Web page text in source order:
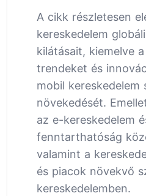
A cikk részletesen
kereskedelem
kilátásait, kiemelve
trendeket és
mobil kereskedelem
növekedését.
az e-kereskedelem
fenntarthatóság
valamint a
és piacok növekvő
kereskedelemben.